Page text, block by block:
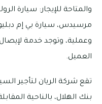
والمتاحة للإيجار: سيارة
مرسيدس، سيارة بي إم
وعملية، وتوجد خدمة
العميل.
تقع شركة الريان لتأجير
بنك الهلال، بالناحية